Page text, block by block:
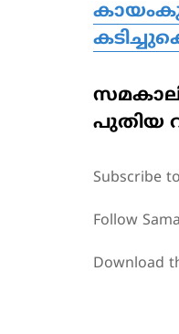
പുതിയ
Subscribe
Follow
Download